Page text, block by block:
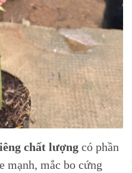
chất lượng có phần
mạnh, mắc bo cứng